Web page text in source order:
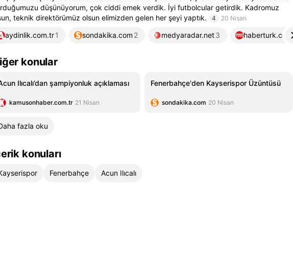
düşünüyorum, çok ciddi emek verdik. İyi futbolcular getirdik. Kadromuz
teknik direktörümüz olsun elimizden gelen her şeyi yaptık.
4 20 Nisan
aydinlik.com.tr1 sondakika.com 2 medyaradar.net3 haberturk.com
konular
Ilıcalı’dan şampiyonluk açıklaması
kamusonhaber.com.tr 21 Nisan
Fenerbahçe'den Kayserispor Üzüntüsü
sondakika.com 20 Nisan
fazla oku
konuları
Fenerbahçe Acun Ilıcalı